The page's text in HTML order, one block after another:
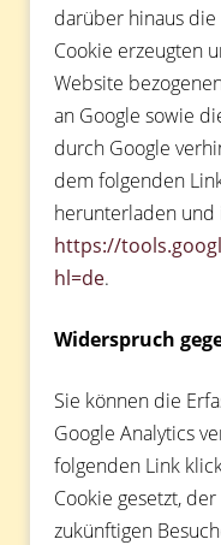
darüber hinaus
Cookie erzeugten
Website
an Google sowie
durch Google
dem folgenden
herunterladen und
https://
hl=de.
Widerspruch
Sie können die
Google Analytics
folgenden Link
Cookie gesetzt,
zukünftigen